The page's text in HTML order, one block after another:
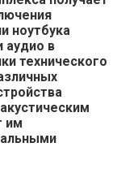
ноутбука
аудио в
технического
им